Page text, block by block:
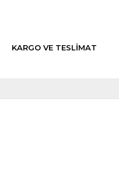
KARGO VE TESLİMAT